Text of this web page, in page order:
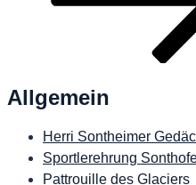
Allgemein
Herri Sontheimer
Sportlerehrung
Pattrouille des Glaciers